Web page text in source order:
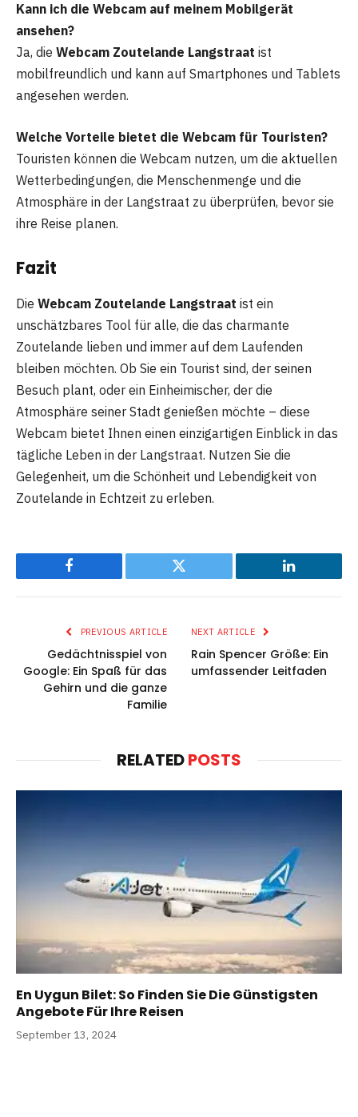
Kann ich die Webcam auf meinem Mobilgerät
ansehen?
Ja, die Webcam Zoutelande Langstraat ist
mobilfreundlich und kann auf Smartphones und Tablets
angesehen werden.
Welche Vorteile bietet die Webcam für Touristen?
Touristen können die Webcam nutzen, um die aktuellen
Wetterbedingungen, die Menschenmenge und die
Atmosphäre in der Langstraat zu überprüfen, bevor sie
ihre Reise planen.
Fazit
Die Webcam Zoutelande Langstraat ist ein
unschätzbares Tool für alle, die das charmante
Zoutelande lieben und immer auf dem Laufenden
bleiben möchten. Ob Sie ein Tourist sind, der seinen
Besuch plant, oder ein Einheimischer, der die
Atmosphäre seiner Stadt genießen möchte – diese
Webcam bietet Ihnen einen einzigartigen Einblick in das
tägliche Leben in der Langstraat. Nutzen Sie die
Gelegenheit, um die Schönheit und Lebendigkeit von
Zoutelande in Echtzeit zu erleben.
Facebook Twitter LinkedIn
PREVIOUS ARTICLE
Gedächtnisspiel von
Google: Ein Spaß für das
Gehirn und die ganze
Familie
NEXT ARTICLE
Rain Spencer Größe: Ein
umfassender Leitfaden
RELATEDPOSTS
En Uygun Bilet: So Finden Sie Die Günstigsten
Angebote Für Ihre Reisen
September 13, 2024